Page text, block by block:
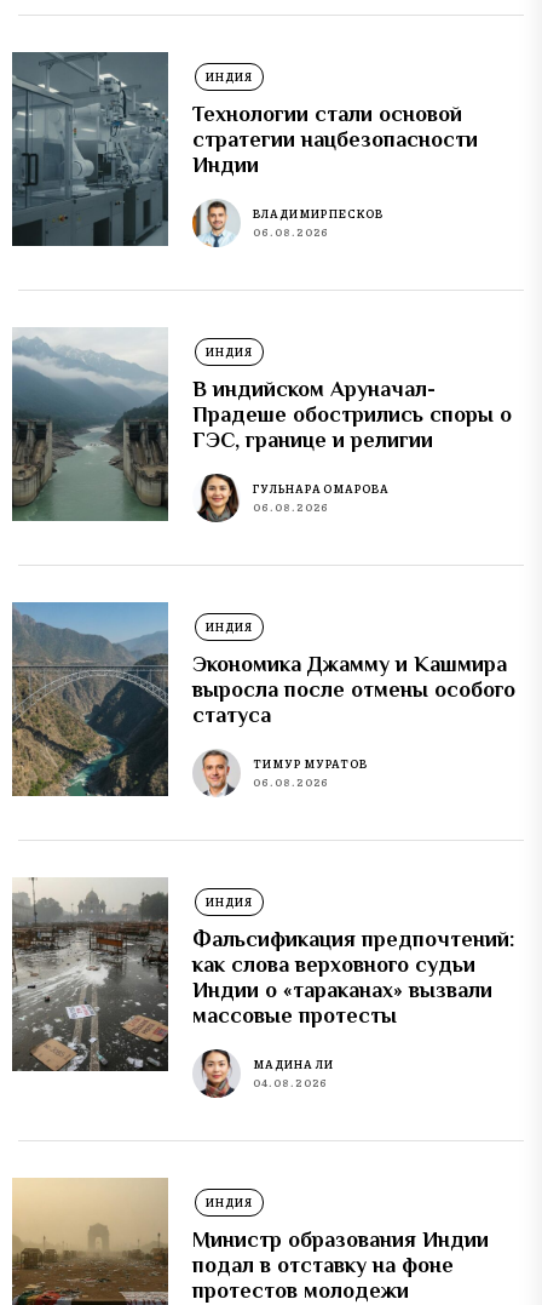
ИНДИЯ
Технологии стали основой
стратегии нацбезопасности
Индии
ВЛАДИМИР ПЕСКОВ
06.08.2026
ИНДИЯ
В индийском Аруначал-
Прадеше обострились споры о
ГЭС, границе и религии
ГУЛЬНАРА ОМАРОВА
06.08.2026
ИНДИЯ
Экономика Джамму и Кашмира
выросла после отмены особого
статуса
ТИМУР МУРАТОВ
06.08.2026
ИНДИЯ
Фальсификация предпочтений:
как слова верховного судьи
Индии о «тараканах» вызвали
массовые протесты
МАДИНА ЛИ
04.08.2026
ИНДИЯ
Министр образования Индии
подал в отставку на фоне
протестов молодежи